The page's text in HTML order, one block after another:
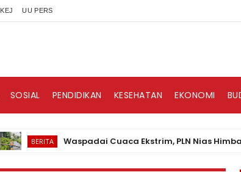
KEJ UU PERS
SOSIAL PENDIDIKAN KESEHATAN EKONOMI
BERITA Waspadai Cuaca Ekstrim, PLN Nias Himbau